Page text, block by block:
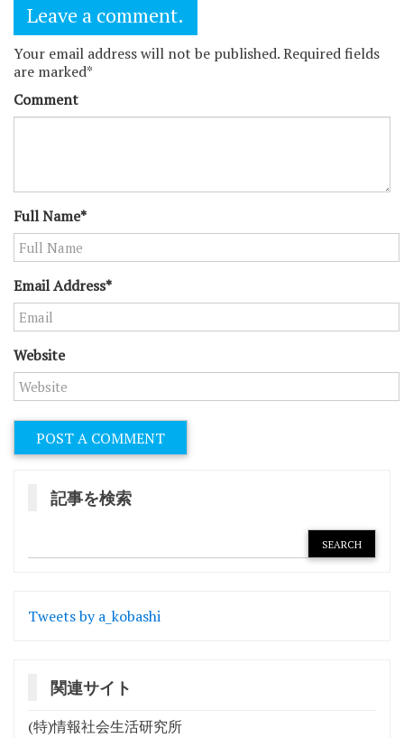
Leave a comment.
Your email address will not be published. Required fields
are marked*
Comment
Full Name*
Email Address*
Website
記事を検索
Tweets by a_kobashi
関連サイト
(特)情報社会生活研究所